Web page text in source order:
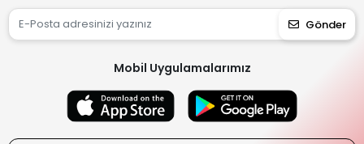
Gönder
Mobil Uygulamalarımız